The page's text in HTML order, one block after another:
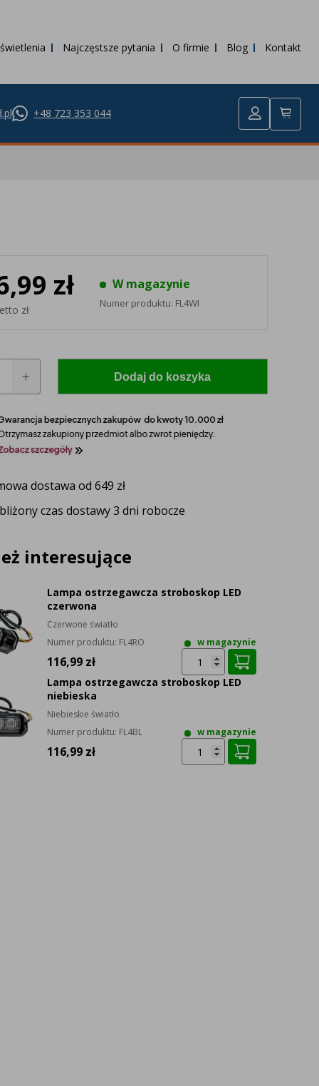
Najczęstsze pytania O firmie Blog Kontakt
+48 723 353 044
model i rocznik swojego ciągnika, a nasz
zł
zł
W magazynie
Numer produktu: FL4WI
Dodaj do koszyka
dostawa od 649 zł
czas dostawy 3 dni robocze
interesujące
Lampa ostrzegawcza stroboskop LED
czerwona
Czerwone światło
Numer produktu: FL4RO w magazynie
116,99 zł
Lampa ostrzegawcza stroboskop LED
niebieska
Niebieskie światło
Numer produktu: FL4BL w magazynie
116,99 zł